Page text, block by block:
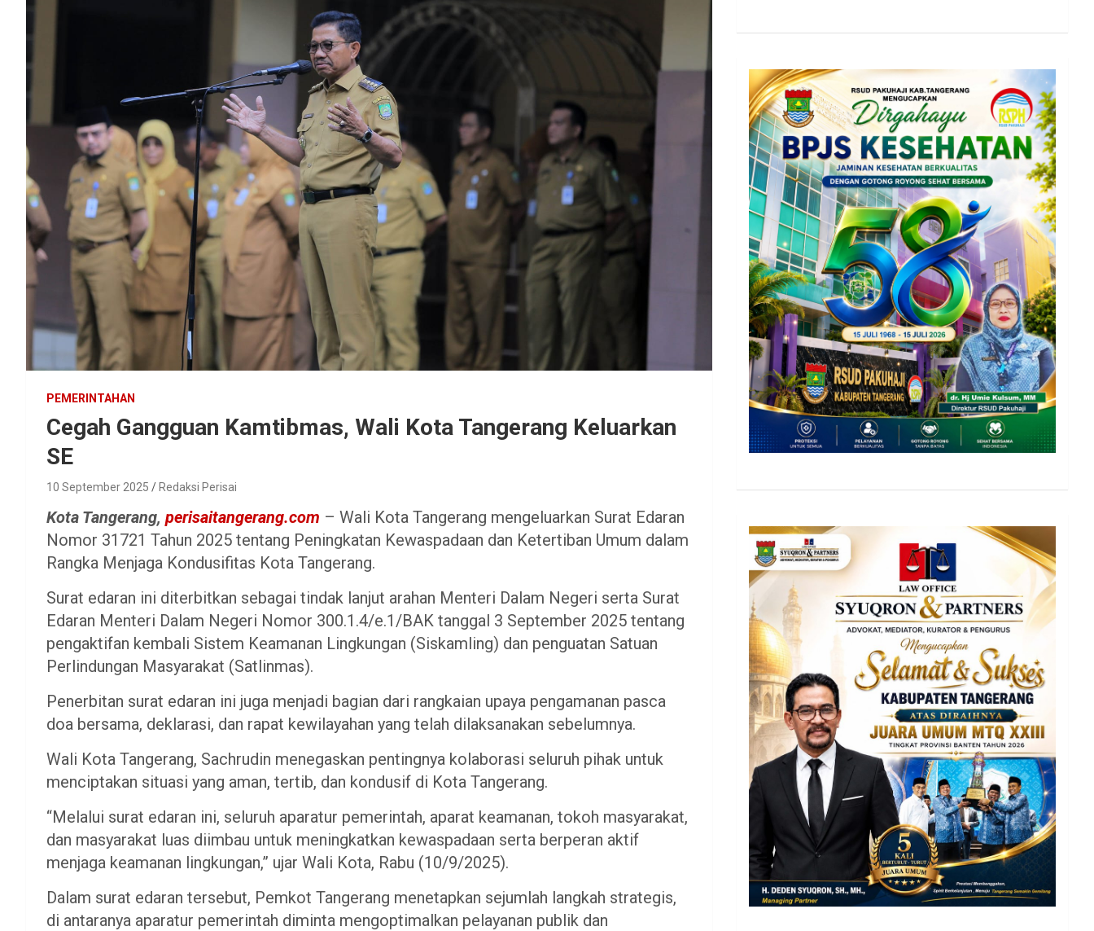
PEMERINTAHAN
Cegah Gangguan Kamtibmas, Wali Kota Tangerang Keluarkan
SE
10 September 2025 Redaksi Perisai
Kota Tangerang, perisaitangerang.com – Wali Kota Tangerang mengeluarkan Surat Edaran
Nomor 31721 Tahun 2025 tentang Peningkatan Kewaspadaan dan Ketertiban Umum dalam
Rangka Menjaga Kondusifitas Kota Tangerang.
Surat edaran ini diterbitkan sebagai tindak lanjut arahan Menteri Dalam Negeri serta Surat
Edaran Menteri Dalam Negeri Nomor 300.1.4/e.1/BAK tanggal 3 September 2025 tentang
pengaktifan kembali Sistem Keamanan Lingkungan (Siskamling) dan penguatan Satuan
Perlindungan Masyarakat (Satlinmas).
Penerbitan surat edaran ini juga menjadi bagian dari rangkaian upaya pengamanan pasca
doa bersama, deklarasi, dan rapat kewilayahan yang telah dilaksanakan sebelumnya.
Wali Kota Tangerang, Sachrudin menegaskan pentingnya kolaborasi seluruh pihak untuk
menciptakan situasi yang aman, tertib, dan kondusif di Kota Tangerang.
“Melalui surat edaran ini, seluruh aparatur pemerintah, aparat keamanan, tokoh masyarakat,
dan masyarakat luas diimbau untuk meningkatkan kewaspadaan serta berperan aktif
menjaga keamanan lingkungan,” ujar Wali Kota, Rabu (10/9/2025).
Dalam surat edaran tersebut, Pemkot Tangerang menetapkan sejumlah langkah strategis,
di antaranya aparatur pemerintah diminta mengoptimalkan pelayanan publik dan